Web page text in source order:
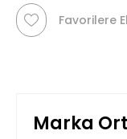
Favorilere
Marka